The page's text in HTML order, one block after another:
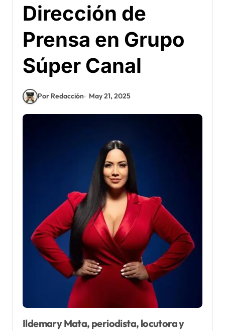
Dirección de
Prensa en Grupo
Súper Canal
Por Redacción May 21, 2025
Ildemary Mata, periodista, locutora y